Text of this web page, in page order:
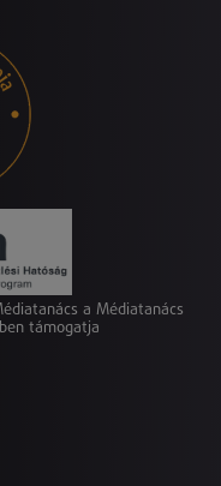
a Médiatanács
támogatja